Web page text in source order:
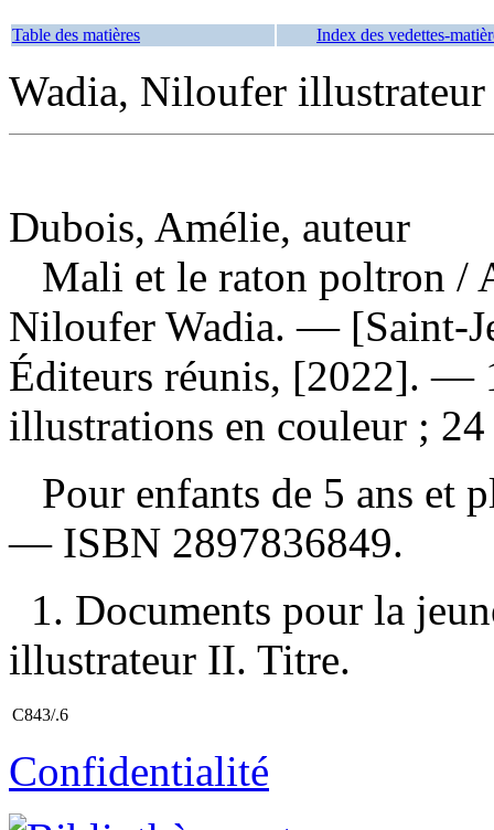
Table des matières Index des vedettes-
Wadia, Niloufer illustrateur
Dubois, Amélie, auteur
Mali et le raton poltron /
Niloufer Wadia. — [Saint-
Éditeurs réunis, [2022]. —
illustrations en couleur ;
Pour enfants de 5 ans et
— ISBN 2897836849.
1. Documents pour la
illustrateur II. Titre.
C843/.6
Confidentialité